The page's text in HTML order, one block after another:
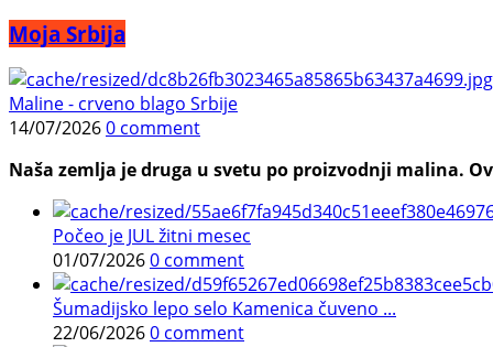
Moja Srbija
Maline - crveno blago Srbije
14/07/20260 comment
Naša zemlja je druga u svetu po proizvodnji malina.
Počeo je JUL žitni mesec
01/07/20260 comment
Šumadijsko lepo selo Kamenica čuveno ...
22/06/20260 comment